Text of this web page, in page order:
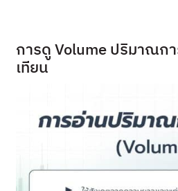
การดู Volume ปริมาณก
เทียน